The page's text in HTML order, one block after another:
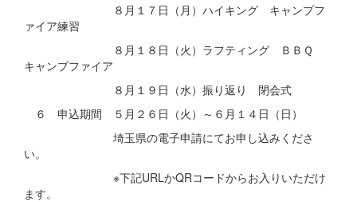
８月１７日（月）ハイキング キャンプフ
ァイア練習
８月１８日（火）ラフティング ＢＢＱ
キャンプファイア
８月１９日（水）振り返り 閉会式
６ 申込期間 ５月２６日（火）～６月１４日（日）
埼玉県の電子申請にてお申し込みくださ
い。
※下記URLかQRコードからお入りいただけ
ます。